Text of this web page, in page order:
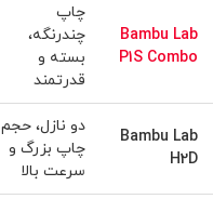
Bambu Lab
P1S Combo
چاپ
چندرنگه،
بسته و
قدرتمند
Bambu Lab
H2D
دو نازل، حجم
چاپ بزرگ و
سرعت بالا